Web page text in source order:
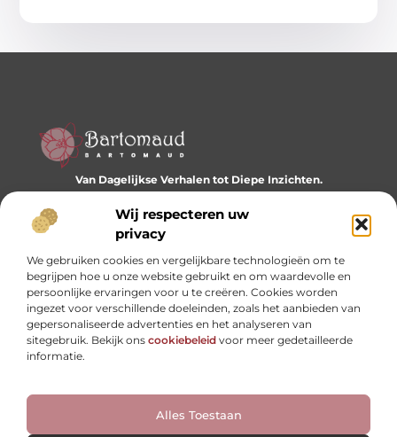
Wij respecteren uw
privacy
We gebruiken cookies en vergelijkbare technologieën om te
begrijpen hoe u onze website gebruikt en om waardevolle en
persoonlijke ervaringen voor u te creëren. Cookies worden
ingezet voor verschillende doeleinden, zoals het aanbieden van
gepersonaliseerde advertenties en het analyseren van
sitegebruik. Bekijk ons cookiebeleid voor meer gedetailleerde
informatie.
Alles Toestaan
Van Dagelijkse Verhalen tot Diepe Inzichten.
Ontdek een wereld vol diverse blogs en artikelen die je
dagelijks inspireren en nieuwe perspectieven bieden.
Onze informatie
Cookiebeleid (EU)